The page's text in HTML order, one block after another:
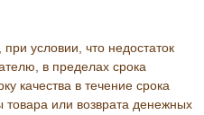
условии, что недостаток
в пределах срока
качества в течение срока
или возврата денежных